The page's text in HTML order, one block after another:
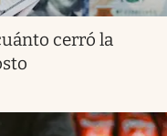
cerró la